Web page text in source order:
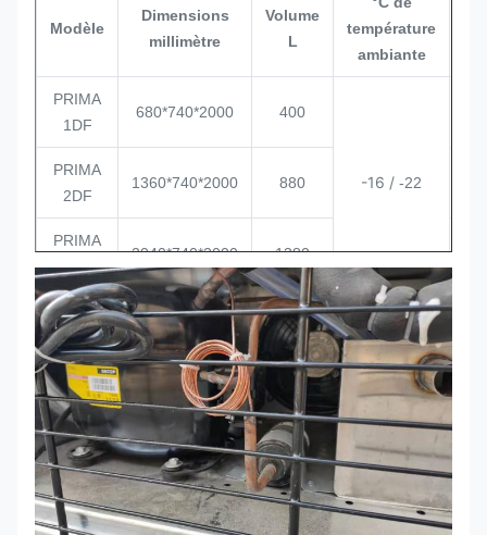
Modèle
Dimensions
millimètre
Volume
L
température
ambiante
PRIMA
1DF
680*740*2000 400
-16 / -22
PRIMA
2DF
1360*740*2000 880
PRIMA
3DF
2040*740*2000 1380
PRIMA
1DR
680*740*2000 400
0 /+6
PRIMA
2DR
1360*740*2000 880
PRIMA
3DR
2040*740*2000 1380